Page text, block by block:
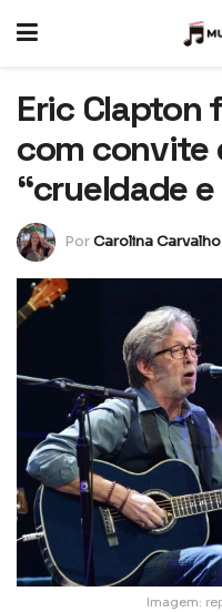
Eric Clapton
com convite
“crueldade
PorCarolina Carvalho
Imagem: